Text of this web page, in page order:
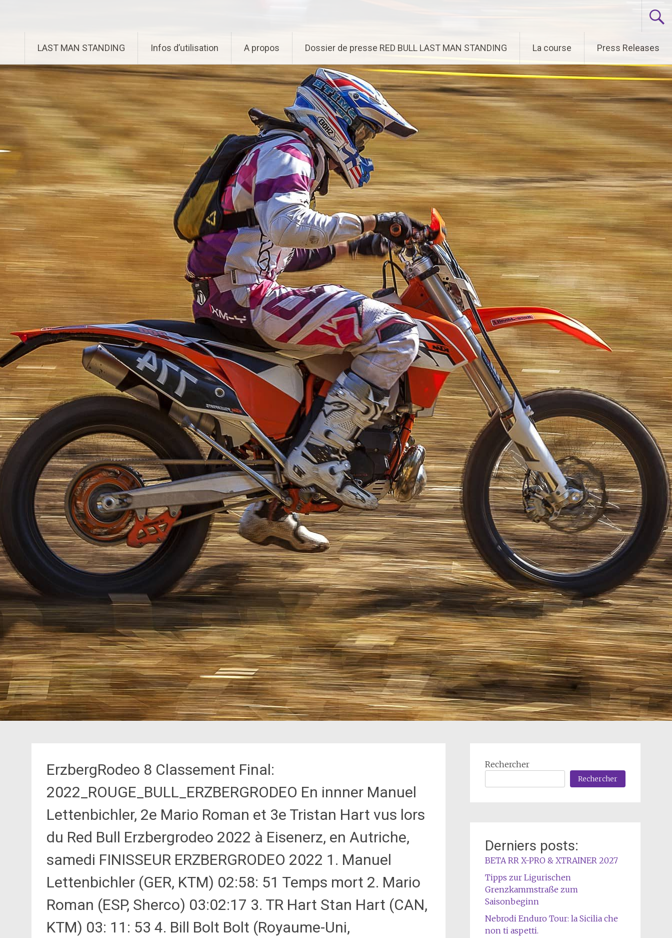
contenu
LAST MAN STANDING Infos d’utilisation A propos Dossier de presse RED BULL LAST MAN STANDING La course Press Releases
ErzbergRodeo 8 Classement Final:
2022_ROUGE_BULL_ERZBERGRODEO En innner Manuel
Lettenbichler, 2e Mario Roman et 3e Tristan Hart vus lors
du Red Bull Erzbergrodeo 2022 à Eisenerz, en Autriche,
samedi FINISSEUR ERZBERGRODEO 2022 1. Manuel
Lettenbichler (GER, KTM) 02:58: 51 Temps mort 2. Mario
Roman (ESP, Sherco) 03:02:17 3. TR Hart Stan Hart (CAN,
KTM) 03: 11: 53 4. Bill Bolt Bolt (Royaume-Uni,
Rechercher
Rechercher
Derniers posts:
BETA RR X-PRO & XTRAINER 2027
Tipps zur Ligurischen
Grenzkammstraße zum
Saisonbeginn
Nebrodi Enduro Tour: la Sicilia che
non ti aspetti.